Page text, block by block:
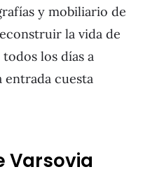
y mobiliario de
la vida de
los días a
entrada cuesta
Varsovia